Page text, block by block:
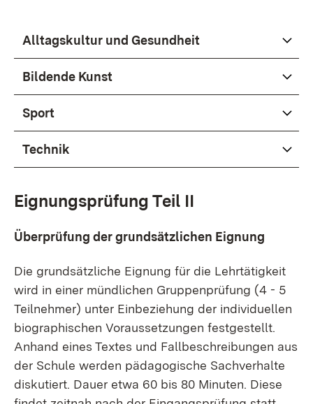
Alltagskultur und Gesundheit
Bildende Kunst
Sport
Technik
Eignungsprüfung Teil II
Überprüfung der grundsätzlichen Eignung
Die grundsätzliche Eignung für die Lehrtätigkeit
wird in einer mündlichen Gruppenprüfung (4 - 5
Teilnehmer) unter Einbeziehung der individuellen
biographischen Voraussetzungen festgestellt.
Anhand eines Textes und Fallbeschreibungen aus
der Schule werden pädagogische Sachverhalte
diskutiert. Dauer etwa 60 bis 80 Minuten. Diese